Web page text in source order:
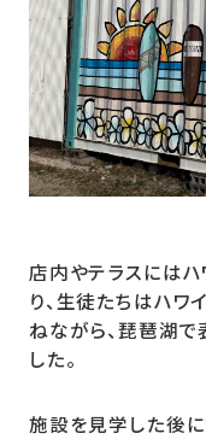
店内やテラスには
り、生徒たちはハ
ねながら、琵琶湖
した。
施設を見学した後に